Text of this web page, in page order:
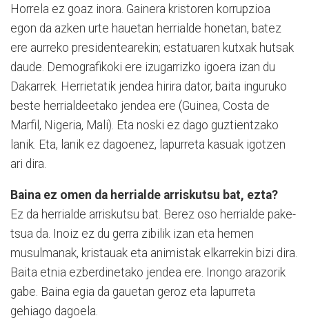
Horrela ez goaz inora. Gainera kristoren korrupzioa
egon da azken urte hauetan herrialde honetan, batez
ere aurreko presi­dentearekin; es­ta­tuaren ku­txak hutsak
dau­de. Demo­gra­fikoki ere izugarrizko igoera izan du
Daka­rrek. Herrietatik jendea hirira dator, baita inguruko
beste herrialdeetako jendea ere (Guinea, Costa de
Marfil, Nigeria, Mali). Eta noski ez dago guztientzako
lanik. Eta, lanik ez dagoenez, lapurreta kasuak igotzen
ari dira.
Baina ez omen da herrialde arriskutsu bat, ezta?
Ez da herrialde arriskutsu bat. Berez oso herrialde pake­
tsua da. Inoiz ez du gerra zibilik izan eta hemen
musulmanak, kristauak eta animistak elkarrekin bizi dira.
Baita etnia ezberdinetako jendea ere. Inongo arazorik
gabe. Baina egia da gauetan geroz eta lapurreta
gehiago dagoela.